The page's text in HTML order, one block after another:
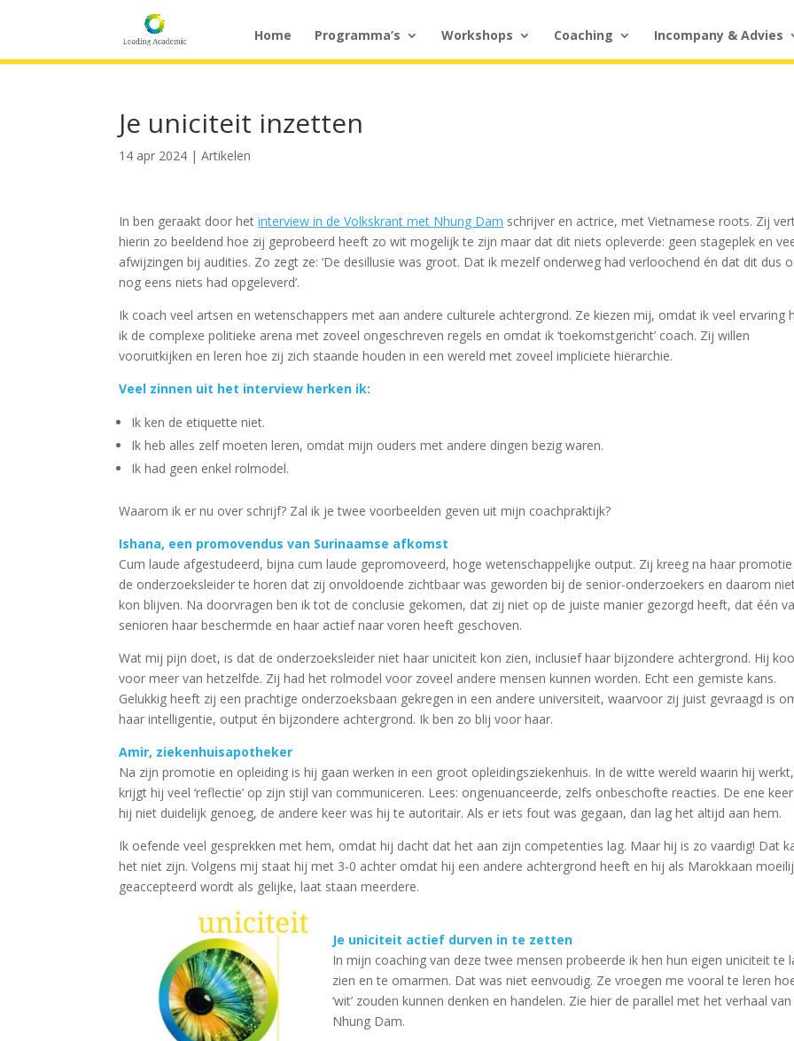
Home Programma’s Workshops Coaching Incompany & Advies
Je uniciteit inzetten
14 apr 2024 |Artikelen
In ben geraakt door hetinterview in de Volkskrant met Nhung Dam schrijver en actrice, met Vietnamese roots. Zij
hierin zo beeldend hoe zij geprobeerd heeft zo wit mogelijk te zijn maar dat dit niets opleverde: geen stageplek en
afwijzingen bij audities. Zo zegt ze: ‘De desillusie was groot. Dat ik mezelf onderweg had verloochend én dat dit dus
nog eens niets had opgeleverd’.
Ik coach veel artsen en wetenschappers met aan andere culturele achtergrond. Ze kiezen mij, omdat ik veel ervaring
ik de complexe politieke arena met zoveel ongeschreven regels en omdat ik ‘toekomstgericht’ coach. Zij willen
vooruitkijken en leren hoe zij zich staande houden in een wereld met zoveel impliciete hiërarchie.
Veel zinnen uit het interview herken ik:
Ik ken de etiquette niet.
Ik heb alles zelf moeten leren, omdat mijn ouders met andere dingen bezig waren.
Ik had geen enkel rolmodel.
Waarom ik er nu over schrijf? Zal ik je twee voorbeelden geven uit mijn coachpraktijk?
Ishana, een promovendus van Surinaamse afkomst
Cum laude afgestudeerd, bijna cum laude gepromoveerd, hoge wetenschappelijke output. Zij kreeg na haar
de onderzoeksleider te horen dat zij onvoldoende zichtbaar was geworden bij de senior-onderzoekers en daarom
kon blijven. Na doorvragen ben ik tot de conclusie gekomen, dat zij niet op de juiste manier gezorgd heeft, dat één
senioren haar beschermde en haar actief naar voren heeft geschoven.
Wat mij pijn doet, is dat de onderzoeksleider niet haar uniciteit kon zien, inclusief haar bijzondere achtergrond. Hij
voor meer van hetzelfde. Zij had het rolmodel voor zoveel andere mensen kunnen worden. Echt een gemiste kans.
Gelukkig heeft zij een prachtige onderzoeksbaan gekregen in een andere universiteit, waarvoor zij juist gevraagd is
haar intelligentie, output én bijzondere achtergrond. Ik ben zo blij voor haar.
Amir, ziekenhuisapotheker
Na zijn promotie en opleiding is hij gaan werken in een groot opleidingsziekenhuis. In de witte wereld waarin hij werkt,
krijgt hij veel ‘reflectie’ op zijn stijl van communiceren. Lees: ongenuanceerde, zelfs onbeschofte reacties. De ene
hij niet duidelijk genoeg, de andere keer was hij te autoritair. Als er iets fout was gegaan, dan lag het altijd aan hem.
Ik oefende veel gesprekken met hem, omdat hij dacht dat het aan zijn competenties lag. Maar hij is zo vaardig! Dat
het niet zijn. Volgens mij staat hij met 3-0 achter omdat hij een andere achtergrond heeft en hij als Marokkaan
geaccepteerd wordt als gelijke, laat staan meerdere.
Je uniciteit actief durven in te zetten
In mijn coaching van deze twee mensen probeerde ik hen hun eigen uniciteit te
zien en te omarmen. Dat was niet eenvoudig. Ze vroegen me vooral te leren
‘wit’ zouden kunnen denken en handelen. Zie hier de parallel met het verhaal van
Nhung Dam.